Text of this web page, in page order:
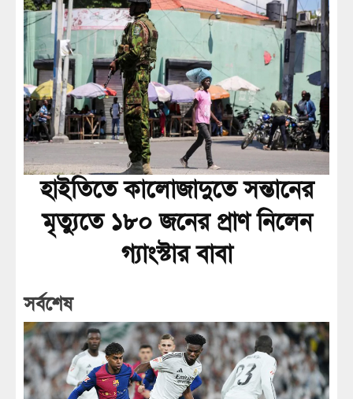
হাইতিতে কালোজাদুতে সন্তানের
মৃত্যুতে ১৮০ জনের প্রাণ নিলেন
গ্যাংস্টার বাবা
সর্বশেষ